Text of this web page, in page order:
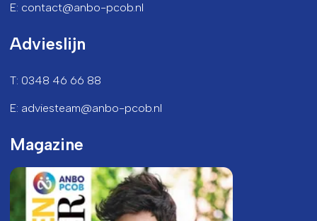
E: contact@anbo-pcob.nl
Advieslijn
T: 0348 46 66 88
E: adviesteam@anbo-pcob.nl
Magazine